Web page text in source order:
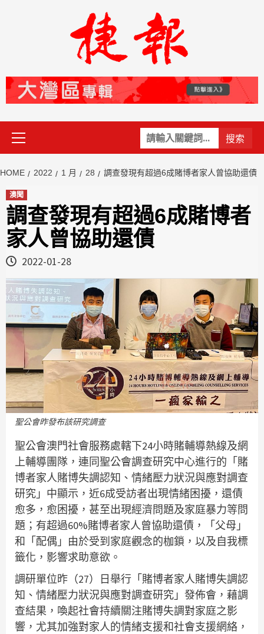
關
鍵
Primary
Menu
HOME 2022 1 月 28 調查發現有超過6成賭博者家人曾協助還債
澳聞
調查發現有超過6成賭博者
家人曾協助還債
2022-01-28
聖公會昨發布該研究調查
聖公會澳門社會服務處轄下24小時賭輔導熱線及網
上輔導團隊，連同聖公會調查研究中心進行的「賭
博者家人賭博失調認知、情緒壓力狀況與應對調查
研究」中顯示，近6成受訪者出現情緒困擾，還債
愈多，愈困擾，甚至出現經濟問題及家庭暴力等問
題；有超過60%賭博者家人曾協助還債，「父母」
和「配偶」由於受到家庭觀念的枷鎖，以及自我標
籤化，影響求助意欲。
調研單位昨（27）日舉行「賭博者家人賭博失調認
知、情緒壓力狀況與應對調查研究」發佈會，藉調
查結果，喚起社會持續關注賭博失調對家庭之影
響，尤其加強對家人的情緒支援和社會支援網絡，